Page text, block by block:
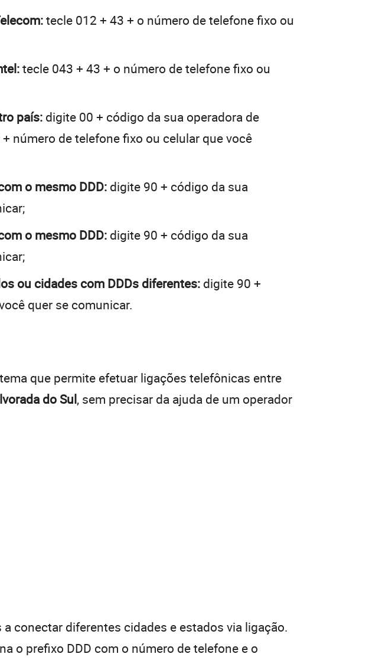
tecle 012 + 43 + o número de telefone fixo ou
tecle 043 + 43 + o número de telefone fixo ou
país: digite 00 + código da sua operadora de
número de telefone fixo ou celular que você
o mesmo DDD: digite 90 + código da sua
o mesmo DDD: digite 90 + código da sua
ou cidades com DDDs diferentes: digite 90 +
quer se comunicar.
que permite efetuar ligações telefônicas entre
do Sul, sem precisar da ajuda de um operador
conectar diferentes cidades e estados via ligação.
o prefixo DDD com o número de telefone e o